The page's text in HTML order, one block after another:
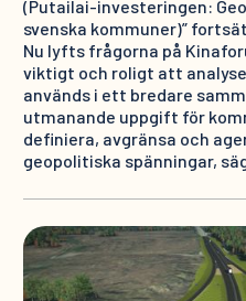
(Putailai-investeringen:
svenska kommuner)”
Nu lyfts frågorna på
viktigt och roligt att
används i ett bredare
utmanande uppgift för
definiera, avgränsa och
geopolitiska spänningar,